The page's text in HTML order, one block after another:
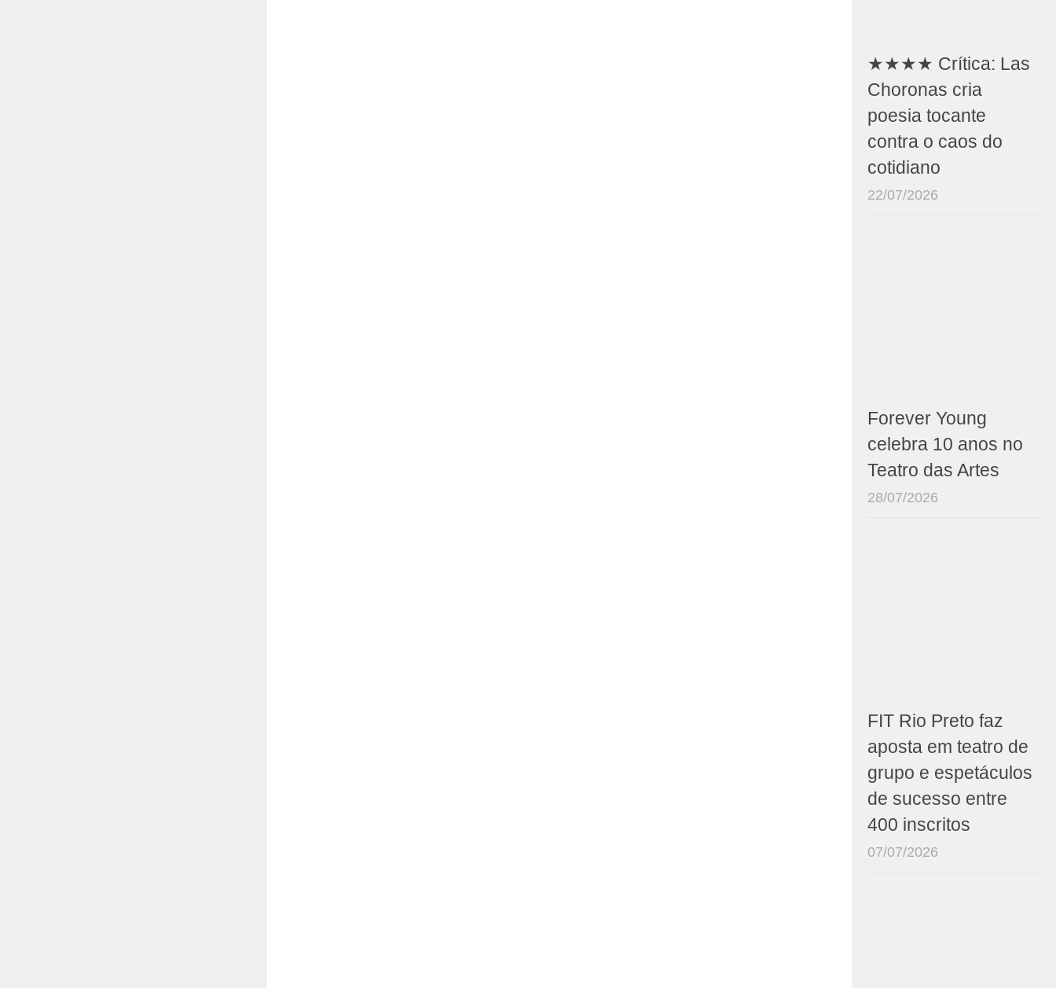
★★★★ Crítica: Las
Choronas cria
poesia tocante
contra o caos do
cotidiano
22/07/2026
Forever Young
celebra 10 anos no
Teatro das Artes
28/07/2026
FIT Rio Preto faz
aposta em teatro de
grupo e espetáculos
de sucesso entre
400 inscritos
07/07/2026